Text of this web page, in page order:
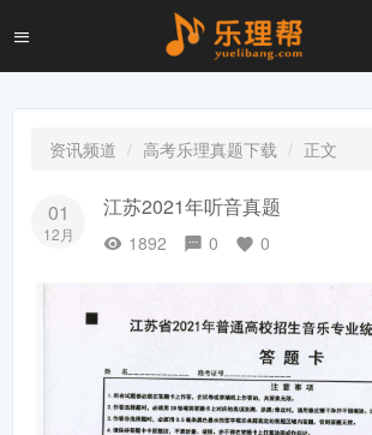
资讯频道 高考乐理真题下载 正文
01
12月
江苏2021年听音真题
1892 0 0